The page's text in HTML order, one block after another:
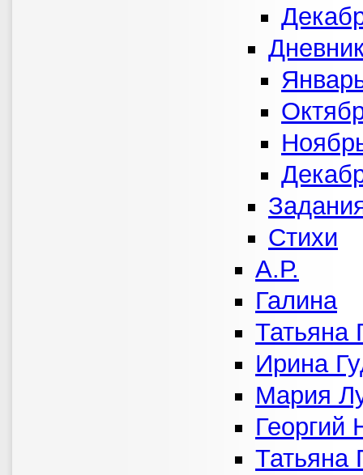
Стихи
А.Р.
Галина
Татьяна
Ирина
Мария
Георгий
Татьяна